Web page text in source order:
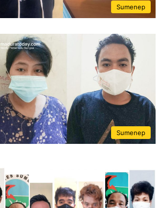
Sumenep
Sumenep